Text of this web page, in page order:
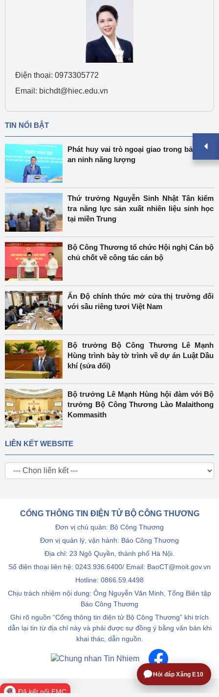
Điện thoại: 0973305772
Email: bichdt@hiec.edu.vn
TIN NỔI BẬT
Phát huy vai trò ngoại giao trong bảo đảm
an ninh năng lượng
Thứ trưởng Nguyễn Sinh Nhật Tân kiểm
tra năng lực sản xuất nhiên liệu sinh học
tại miền Trung
Bộ Công Thương tổ chức Hội nghị Cán bộ
chủ chốt về công tác cán bộ
Ấn Độ chính thức mở cửa thị trường đối
với sầu riêng tươi Việt Nam
Bộ trưởng Bộ Công Thương Lê Mạnh
Hùng trình bày tờ trình về dự án Luật Dầu
khí (sửa đổi)
Bộ trưởng Lê Mạnh Hùng hội đàm với Bộ
trưởng Bộ Công Thương Lào Malaithong
Kommasith
LIÊN KẾT WEBSITE
CỔNG THÔNG TIN ĐIỆN TỬ BỘ CÔNG THƯƠNG
Đơn vị chủ quản: Bộ Công Thương
Đơn vị quản lý, vận hành: Báo Công Thương
Địa chỉ: 23 Ngô Quyền, thành phố Hà Nội.
Số điện thoại liên hệ: 0243.936.6400/ Email: BaoCT@moit.gov.vn
Hotline: 0866.59.4498
Chịu trách nhiệm nội dung: Ông Nguyễn Văn Minh, Tổng Biên tập
Báo Công Thương
Ghi rõ nguồn “Cổng thông tin điện tử Bộ Công Thương” khi trích
dẫn lại tin từ địa chỉ này và phải được sự đồng ý bằng văn bản khi
khai thác, dẫn nguồn.
Hỏi đáp Xăng E10
Đã kết nối EMC